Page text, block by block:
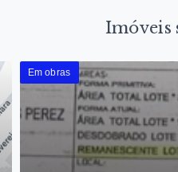
Imóveis
Em obras